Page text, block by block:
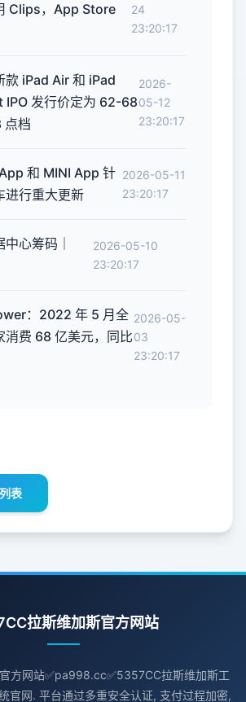
Clips，App Store
24
23:20:17
款 iPad Air 和 iPad
IPO 发行价定为 62-68
点档
2026-
05-12
23:20:17
和 MINI App 针
进行重大更新
2026-05-11
23:20:17
心筹码｜
2026-05-10
23:20:17
：2022 年 5 月全
消费 68 亿美元，同比
2026-05-
03
23:20:17
表
拉斯维加斯官方网站
方网站✅pa998.cc✅5357CC拉斯维加斯工
官网. 平台通过多重安全认证, 支付过程加密,